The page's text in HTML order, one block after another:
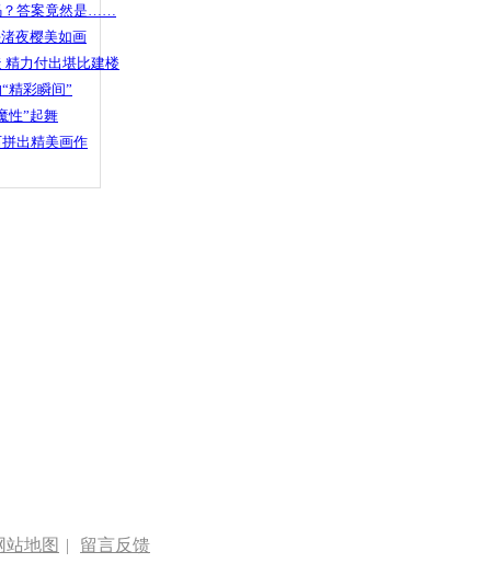
？答案竟然是……
夜樱美如画
精力付出堪比建楼
精彩瞬间”
性”起舞
出精美画作
站地图 | 留言反馈